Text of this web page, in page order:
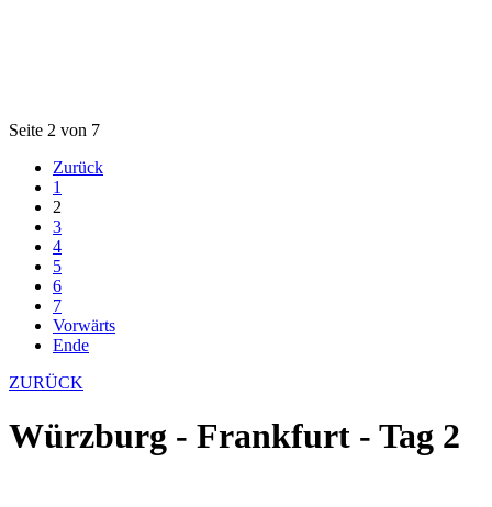
Seite 2 von 7
Zurück
1
2
3
4
5
6
7
Vorwärts
Ende
ZURÜCK
Würzburg - Frankfurt - Tag 2